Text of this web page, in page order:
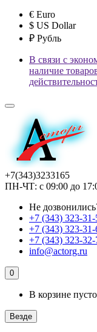
€ Euro
$ US Dollar
₽ Рубль
В связи с
наличие
+7(343)3233165
ПН-ЧТ: с 09:00 до
Не
+7 (343) 323-31-
+7 (343) 323-31-
+7 (343) 323-32-
info@actorg.ru
0
В корзине
Везде